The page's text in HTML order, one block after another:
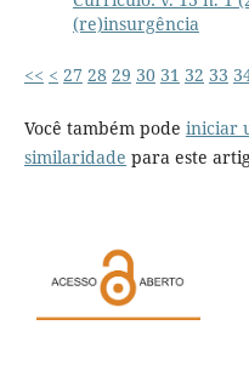
(re)insurgência
<< < 27 28 29 30 31 32 33
Você também pode iniciar
similaridade para este